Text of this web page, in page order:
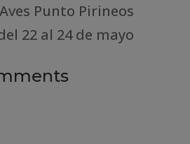
Punto Pirineos
22 al 24 de mayo